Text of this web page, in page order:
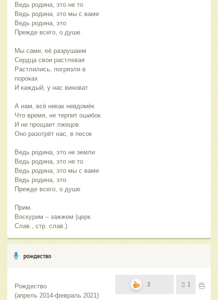
Ведь родина, это не то
Ведь родина, это мы с вами
Ведь родина, это
Прежде всего, о душе
Мы сами, её разрушаем
Сердца свои растлевая
Растлились, погрязли в
пороках
И каждый, у нас виноват
А нам, всё никак невдомёк
Что время, не терпит ошибок
И не прощает лжецов
Оно разотрёт нас, в песок
Ведь родина, это не земли
Ведь родина, это не то
Ведь родина, это мы с вами
Ведь родина, это
Прежде всего, о душе
Прим.
Воскурим – зажжем (церк.
Слав., стр. слав.)
рождество
Рождество
(апрель 2014-февраль 2021)
3 1